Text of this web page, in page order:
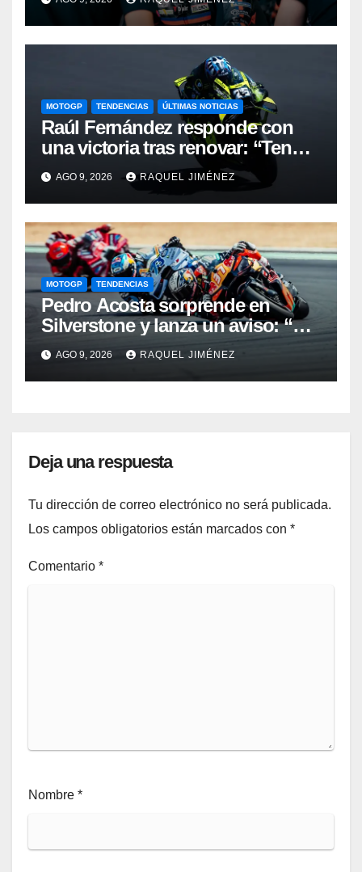
MOTOGP TENDENCIAS ÚLTIMAS NOTICIAS
Raúl Fernández responde con
una victoria tras renovar: “Tengo
que quitarme una barrera mental
para verme realmente luchando
por el Mundial”
AGO 9, 2026 RAQUEL JIMÉNEZ
MOTOGP TENDENCIAS
Pedro Acosta sorprende en
Silverstone y lanza un aviso: “No
estamos tan lejos del top 3 del
campeonato”
AGO 9, 2026 RAQUEL JIMÉNEZ
Deja una respuesta
Tu dirección de correo electrónico no será publicada.
Los campos obligatorios están marcados con *
Comentario *
Nombre *